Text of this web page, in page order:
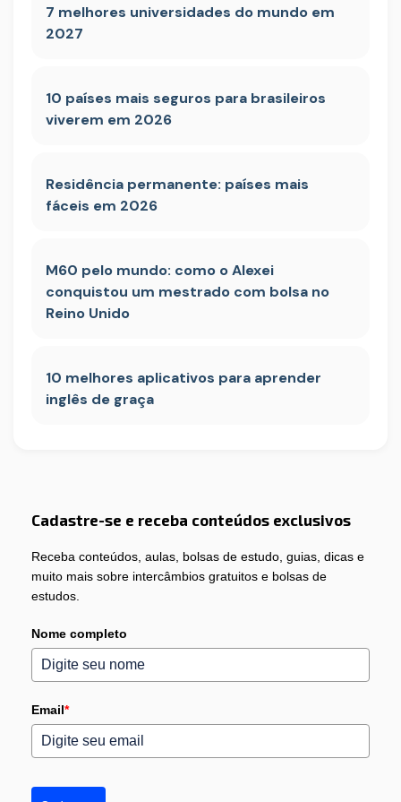
7 melhores universidades do mundo em
2027
10 países mais seguros para brasileiros
viverem em 2026
Residência permanente: países mais
fáceis em 2026
M60 pelo mundo: como o Alexei
conquistou um mestrado com bolsa no
Reino Unido
10 melhores aplicativos para aprender
inglês de graça
Cadastre-se e receba conteúdos exclusivos
Receba conteúdos, aulas, bolsas de estudo, guias, dicas e
muito mais sobre intercâmbios gratuitos e bolsas de
estudos.
Nome completo
Email*